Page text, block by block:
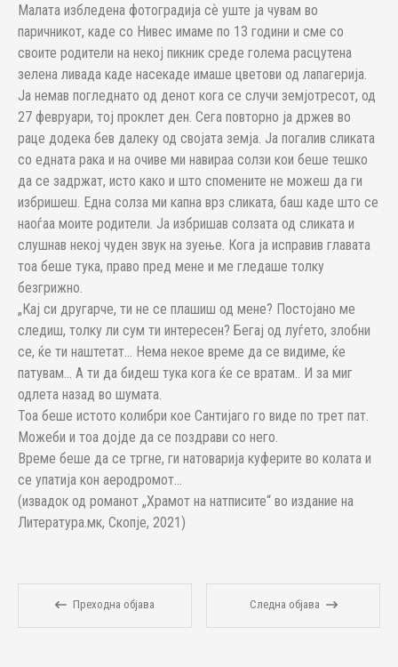
Малата избледена фотоградија сѐ уште ја чувам во
паричникот, каде со Нивес имаме по 13 години и сме со
своите родители на некој пикник среде голема расцутена
зелена ливада каде насекаде имаше цветови од лапагерија.
Ја немав погледнато од денот кога се случи земјотресот, од
27 февруари, тој проклет ден. Сега повторно ја држев во
раце додека бев далеку од својата земја. Ја погалив сликата
со едната рака и на очиве ми навираа солзи кои беше тешко
да се задржат, исто како и што спомените не можеш да ги
избришеш. Една солза ми капна врз сликата, баш каде што се
наоѓаа моите родители. Ја избришав солзата од сликата и
слушнав некој чуден звук на зуење. Кога ја исправив главата
тоа беше тука, право пред мене и ме гледаше толку
безгрижно.
„Кај си другарче, ти не се плашиш од мене? Постојано ме
следиш, толку ли сум ти интересен? Бегај од луѓето, злобни
се, ќе ти наштетат… Нема некое време да се видиме, ќе
патувам… А ти да бидеш тука кога ќе се вратам.. И за миг
одлета назад во шумата.
Тоа беше истото колибри кое Сантијаго го виде по трет пат.
Можеби и тоа дојде да се поздрави со него.
Време беше да се тргне, ги натоварија куферите во колата и
се упатија кон аеродромот…
(извадок од романот „Храмот на натписите“ во издание на
Литература.мк, Скопје, 2021)
Преходна објава Следна објава